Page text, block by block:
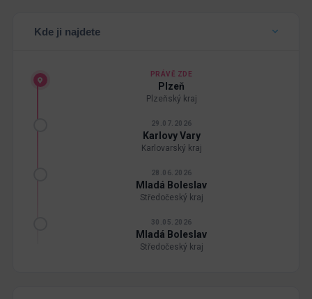
Kde ji najdete
PRÁVĚ ZDE
Plzeň
Plzeňský kraj
29.07.2026
Karlovy Vary
Karlovarský kraj
28.06.2026
Mladá Boleslav
Středočeský kraj
30.05.2026
Mladá Boleslav
Středočeský kraj